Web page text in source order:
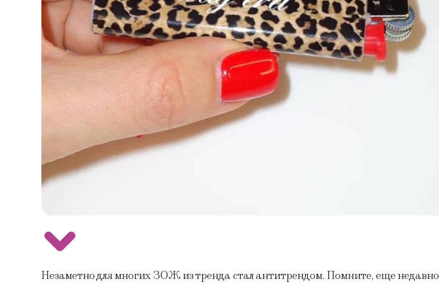
Незаметно для многих ЗОЖ из тренда стал антитрендом. Помните, еще недавно